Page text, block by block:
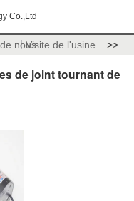
Co.,Ltd
nousVisite de l'usine >>
de joint tournant de